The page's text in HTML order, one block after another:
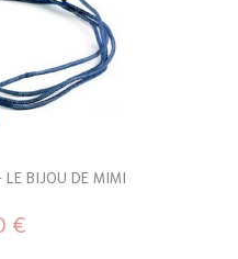
LE BIJOU DE MIMI
€